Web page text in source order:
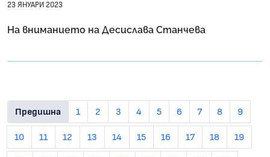
23 ЯНУАРИ 2023
На вниманието на Десислава Станчева
Предишна 1 2 3 4 5 6 7 8 9
10 11 12 13 14 15 16 17 18 19